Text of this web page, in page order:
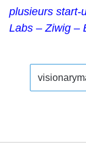
plusieurs start-
Labs – Ziwig –